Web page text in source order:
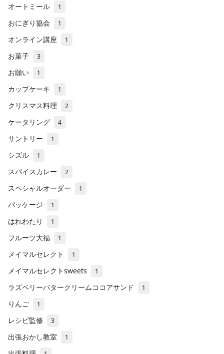
オートミール 1
おにぎり協会 1
オンライン講座 1
お菓子 3
お願い 1
カップケーキ 1
クリスマス料理 2
ケータリング 4
サントリー 1
シズル 1
スパイスカレー 2
スペシャルオーダー 1
パッケージ 1
はれわたり 1
フルーツ大福 1
メイマルセレクト 1
メイマルセレクトsweets 1
ラズベリーバタークリームココアサンド 1
りんご 1
レシピ監修 3
出張おかし教室 1